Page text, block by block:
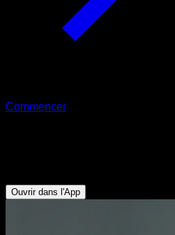
Commencer
Ouvrir dans l'App